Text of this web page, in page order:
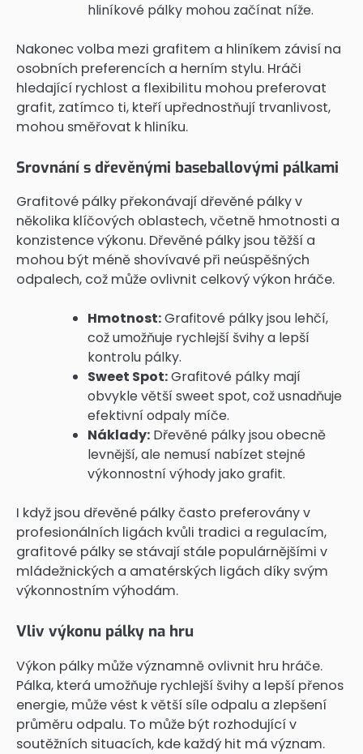
hliníkové pálky mohou začínat níže.
Nakonec volba mezi grafitem a hliníkem závisí na
osobních preferencích a herním stylu. Hráči
hledající rychlost a flexibilitu mohou preferovat
grafit, zatímco ti, kteří upřednostňují trvanlivost,
mohou směřovat k hliníku.
Srovnání s dřevěnými baseballovými pálkami
Grafitové pálky překonávají dřevěné pálky v
několika klíčových oblastech, včetně hmotnosti a
konzistence výkonu. Dřevěné pálky jsou těžší a
mohou být méně shovívavé při neúspěšných
odpalech, což může ovlivnit celkový výkon hráče.
Hmotnost:Grafitové pálky jsou lehčí,
což umožňuje rychlejší švihy a lepší
kontrolu pálky.
Sweet Spot:Grafitové pálky mají
obvykle větší sweet spot, což usnadňuje
efektivní odpaly míče.
Náklady: Dřevěné pálky jsou obecně
levnější, ale nemusí nabízet stejné
výkonnostní výhody jako grafit.
I když jsou dřevěné pálky často preferovány v
profesionálních ligách kvůli tradici a regulacím,
grafitové pálky se stávají stále populárnějšími v
mládežnických a amatérských ligách díky svým
výkonnostním výhodám.
Vliv výkonu pálky na hru
Výkon pálky může významně ovlivnit hru hráče.
Pálka, která umožňuje rychlejší švihy a lepší přenos
energie, může vést k větší síle odpalu a zlepšení
průměru odpalu. To může být rozhodující v
soutěžních situacích, kde každý hit má význam.